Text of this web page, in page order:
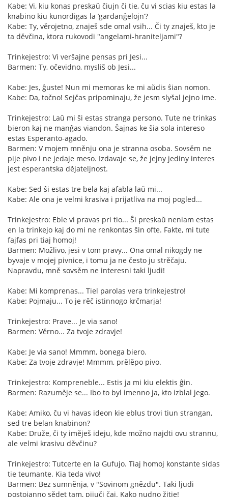
Kabe: Vi, kiu konas preskaŭ ĉiujn ĉi tie, ĉu vi scias kiu estas la
knabino kiu kunordigas la ’gardanĝelojn’?
Kabe: Ty, věrojetno, znaješ sde omal vsih... Či ty znaješ, kto je
ta děvčina, ktora rukovodi "angelami-hraniteljami"?
Trinkejestro: Vi verŝajne pensas pri Jesi...
Barmen: Ty, očevidno, mysliš ob Jesi...
Kabe: Jes, ĝuste! Nun mi memoras ke mi aŭdis ŝian nomon.
Kabe: Da, točno! Sejčas pripominaju, že jesm slyšal jejno ime.
Trinkejestro: Laŭ mi ŝi estas stranga persono. Tute ne trinkas
bieron kaj ne manĝas viandon. Ŝajnas ke ŝia sola intereso
estas Esperanto-agado.
Barmen: V mojem mněnju ona je stranna osoba. Sovsěm ne
pije pivo i ne jedaje meso. Izdavaje se, že jejny jediny interes
jest esperantska dějateljnost.
Kabe: Sed ŝi estas tre bela kaj afabla laŭ mi...
Kabe: Ale ona je velmi krasiva i prijatliva na moj pogled...
Trinkejestro: Eble vi pravas pri tio... Ŝi preskaŭ neniam estas
en la trinkejo kaj do mi ne renkontas ŝin ofte. Fakte, mi tute
fajfas pri tiaj homoj!
Barmen: Možlivo, jesi v tom pravy... Ona omal nikogdy ne
byvaje v mojej pivnice, i tomu ja ne često ju strěčaju.
Napravdu, mně sovsěm ne interesni taki ljudi!
Kabe: Mi komprenas... Tiel parolas vera trinkejestro!
Kabe: Pojmaju... To je rěč istinnogo krčmarja!
Trinkejestro: Prave... Je via sano!
Barmen: Věrno... Za tvoje zdravje!
Kabe: Je via sano! Mmmm, bonega biero.
Kabe: Za tvoje zdravje! Mmmm, prělěpo pivo.
Trinkejestro: Kompreneble... Estis ja mi kiu elektis ĝin.
Barmen: Razuměje se... Ibo to byl imenno ja, kto izblal jego.
Kabe: Amiko, ĉu vi havas ideon kie eblus trovi tiun strangan,
sed tre belan knabinon?
Kabe: Druže, či ty iměješ ideju, kde možno najdti ovu strannu,
ale velmi krasivu děvčinu?
Trinkejestro: Tutcerte en la Gufujo. Tiaj homoj konstante sidas
tie teumante. Kia teda vivo!
Barmen: Bez sumněnja, v "Sovinom gnězdu". Taki ljudi
postojanno sědet tam, pijuči čaj. Kako nudno žitje!